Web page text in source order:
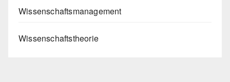
Wissenschaftsmanagement
Wissenschaftstheorie